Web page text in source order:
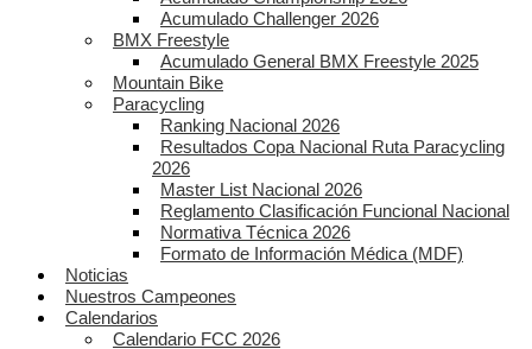
Acumulado Challenger 2026
BMX Freestyle
Acumulado General BMX Freestyle 2025
Mountain Bike
Paracycling
Ranking Nacional 2026
Resultados Copa Nacional Ruta Paracycling
2026
Master List Nacional 2026
Reglamento Clasificación Funcional Nacional
Normativa Técnica 2026
Formato de Información Médica (MDF)
Noticias
Nuestros Campeones
Calendarios
Calendario FCC 2026